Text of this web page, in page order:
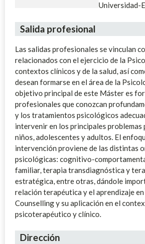
Universidad-
Salida profesional
Las salidas profesionales se vinculan
relacionados con el ejercicio de la
contextos clínicos y de la salud, así
desean formarse en el área de la
objetivo principal de este Máster es
profesionales que conozcan
y los tratamientos psicológicos
intervenir en los principales problemas
niños, adolescentes y adultos. El
intervención proviene de las distintas
psicológicas: cognitivo-
familiar, terapia transdiagnóstica y
estratégica, entre otras, dándole
relación terapéutica y el aprendizaje
Counselling y su aplicación en el
psicoterapéutico y clínico.
Dirección